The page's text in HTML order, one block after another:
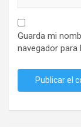
Guarda mi
navegador para